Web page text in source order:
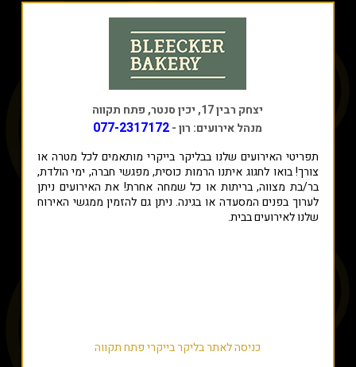
יצחק רבין 17, יכין סנטר, פתח תקווה
מנהל אירועים: רון -077-2317172
תפריטי האירועים שלנו בבליקר בייקרי מותאמים לכל מטרה או
צורך! בואו לחגוג איתנו הרמות כוסית, מפגשי חברה, ימי הולדת,
בר/בת מצווה, בריתות או כל שמחה אחרת! את האירועים ניתן
לערוך בפנים המסעדה או בגינה. ניתן גם להזמין ממגשי האירוח
שלנו לאירועים בבית.
כניסה לאתר בליקר בייקרי פתח תקווה